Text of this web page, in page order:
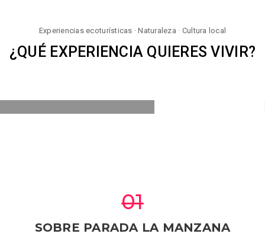
ELO
Experiencias ecoturísticas · Naturaleza · Cultura local
¿QUÉ EXPERIENCIA QUIERES VIVIR?
BUGGIES
&
01
SOBRE PARADA LA MANZANA